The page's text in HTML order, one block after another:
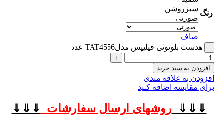
رنگ
سبزروشن
صورتی
صاف
هدست بلوتوثی فیلیپس مدلTAT4556 عدد
افزودن به سبد خرید
افزودن به علاقه مندی
برای مقایسه اضافه کنید
⇓⇓⇓روشهای ارسال سفارشات ⇓
⇓
⇓